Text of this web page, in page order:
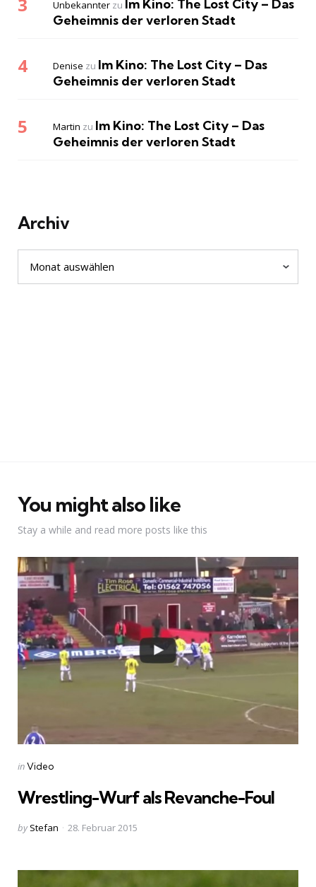
Unbekannter zu Im Kino: The Lost City – Das
Geheimnis der verloren Stadt
Denise zu Im Kino: The Lost City – Das
Geheimnis der verloren Stadt
Martin zu Im Kino: The Lost City – Das
Geheimnis der verloren Stadt
Archiv
Archiv
You might also like
Stay a while and read more posts like this
Categories
Posted
inVideo
Wrestling-Wurf als Revanche-Foul
Posted
by Stefan 28. Februar 2015